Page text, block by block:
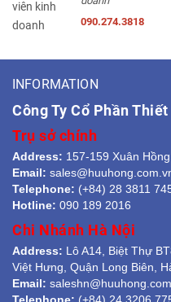
090.274.3818
INFORMATION
Công Ty Cổ Phần
Trụ sở chính
Address: 157-159 Xuân
Email:
Telephone: (+84) 28 3811
Hotline: 090 189 2016
Chi Nhánh Hà Nội
Address: Lô A14, Biệt Thự
Việt Hưng, Quận Long Biên,
Email: